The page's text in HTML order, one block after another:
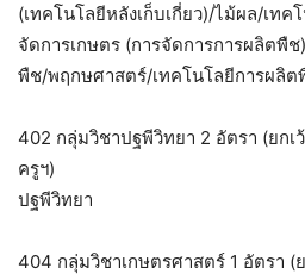
(เทคโนโลยีหลังเก็บเกี่ยว)/ไม้ผล/เท
จัดการเกษตร (การจัดการการผลิตพื
พืช/พฤกษศาสตร์/เทคโนโลยีการผลิต
402 กลุ่มวิชาปฐพีวิทยา 2 อัตรา (ยก
ครูฯ)
ปฐพีวิทยา
404 กลุ่มวิชาเกษตรศาสตร์ 1 อัตรา